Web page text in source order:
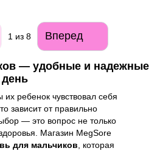
1 из 8 Вперед
— удобные и надежные
их ребенок чувствовал себя
зависит от правильно
— это вопрос не только
Магазин MegSore
для мальчиков , которая